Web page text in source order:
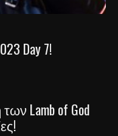
Day 7!
Lamb of God